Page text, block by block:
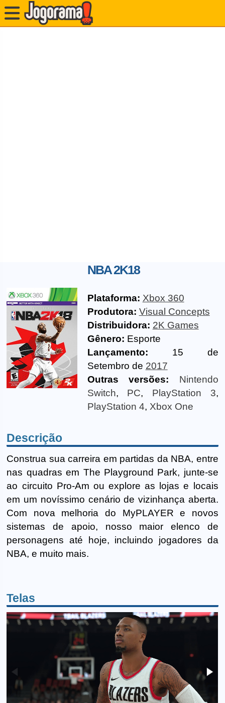
NBA 2K18
Plataforma: Xbox 360
Produtora: Visual Concepts
Distribuidora: 2K Games
Gênero: Esporte
Lançamento: 15 de
Setembro de 2017
Outras versões:
Nintendo
Switch, PC, PlayStation 3,
PlayStation 4, Xbox One
Descrição
Construa sua carreira em partidas da NBA, entre
nas quadras em The Playground Park, junte-se
ao circuito Pro-Am ou explore as lojas e locais
em um novíssimo cenário de vizinhança aberta.
Com nova melhoria do MyPLAYER e novos
sistemas de apoio, nosso maior elenco de
personagens até hoje, incluindo jogadores da
NBA, e muito mais.
Telas